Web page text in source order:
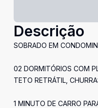
Descrição
SOBRADO EM
02 DORMITÓRIOS COM
TETO RETRÁTIL,
1 MINUTO DE CARRO